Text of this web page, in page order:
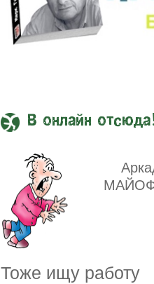
В онлайн
Тоже ищу работу